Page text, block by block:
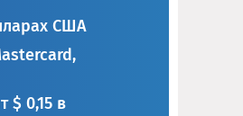
США
$ 0,15 в